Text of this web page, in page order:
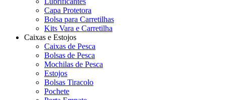
Capa Protetora
Bolsa para Carretilhas
Kits Vara e Carretilha
Caixas e Estojos
Caixas de Pesca
Bolsas de Pesca
Mochilas de Pesca
Estojos
Bolsas Tiracolo
Pochete